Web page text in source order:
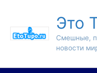
Это
Смешные,
новости